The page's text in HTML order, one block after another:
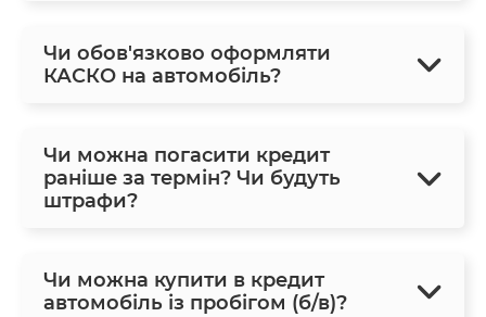
Чи обов'язково оформляти
КАСКО на автомобіль?
Чи можна погасити кредит
раніше за термін? Чи будуть
штрафи?
Чи можна купити в кредит
автомобіль із пробігом (б/в)?